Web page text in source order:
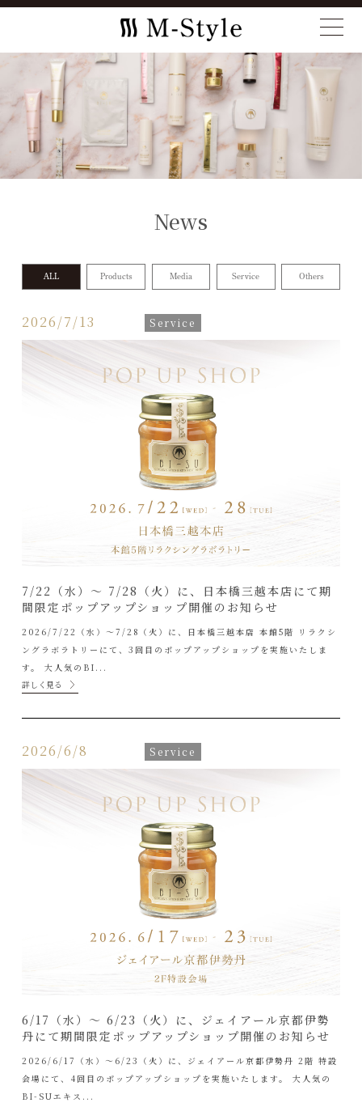
News
ALL Products Media Service Others
2026/7/13 Service
7/22（水）〜 7/28（火）に、日本橋三越本店にて期
間限定ポップアップショップ開催のお知らせ
2026/7/22（水）〜7/28（火）に、日本橋三越本店 本館5階 リラクシ
ングラボラトリーにて、3回目のポップアップショップを実施いたしま
す。 大人気のBI...
詳しく見る
2026/6/8 Service
6/17（水）〜 6/23（火）に、ジェイアール京都伊勢
丹にて期間限定ポップアップショップ開催のお知らせ
2026/6/17（水）〜6/23（火）に、ジェイアール京都伊勢丹 2階 特設
会場にて、4回目のポップアップショップを実施いたします。 大人気の
BI-SUエキス...